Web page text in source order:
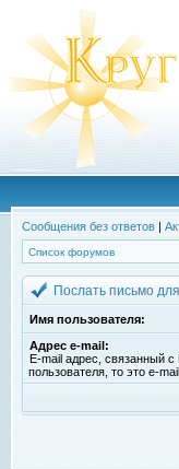
Сообщения без ответов |
Список форумов
Послать письмо
Имя пользователя:
Адрес e-mail:
E-mail адрес, связанный
пользователя, то это e-